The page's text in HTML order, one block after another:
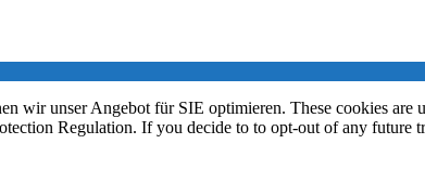
wir unser Angebot für SIE optimieren. These cookies
Regulation. If you decide to to opt-out of any